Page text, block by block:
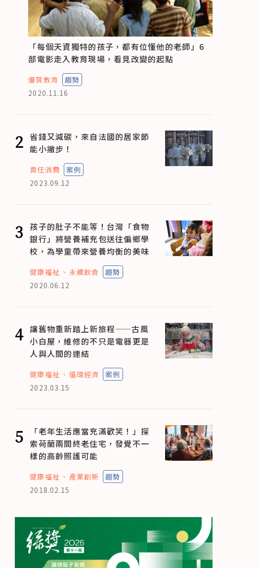
「每個天資獨特的孩子，都有位懂他的老師」6
部電影走入教育現場，看見改變的起點
優質教育
趨勢
2020.11.16
2 省錢又減碳，來自法國的居家節
能小撇步！
責任消費
案例
2023.09.12
3 孩子的肚子不能等！台灣「食物
銀行」將營養補充包送往偏鄉學
校，為學童帶來營養均衡的美味
健康福祉 永續飲食
趨勢
2020.06.12
4 讓舊物重新踏上新旅程——古風
小白屋，維修的不只是電器更是
人與人間的連結
健康福祉 循環經濟
案例
2023.03.15
5
「老年生活應當充滿歡笑！」探
索荷蘭兩間終老住宅，發覺不一
樣的高齡照護可能
健康福祉 產業創新
趨勢
2018.02.15